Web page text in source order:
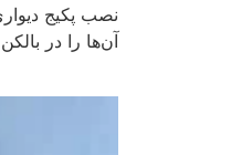
آن‌ها را در